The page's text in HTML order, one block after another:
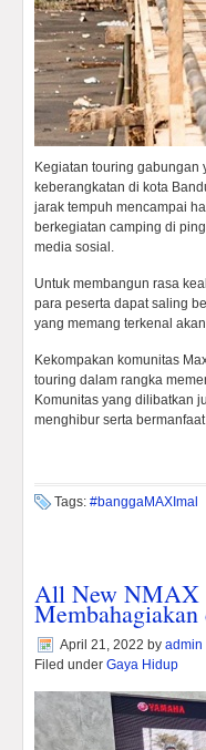
Kegiatan touring gabungan
keberangkatan di kota
jarak tempuh mencampai
berkegiatan camping di
media sosial.
Untuk membangun rasa
para peserta dapat saling
yang memang terkenal
Kekompakan komunitas
touring dalam rangka
Komunitas yang dilibatkan
menghibur serta
Tags: #banggaMAXImal
All New NMAX
April 21, 2022 by admin
Filed under Gaya Hidup